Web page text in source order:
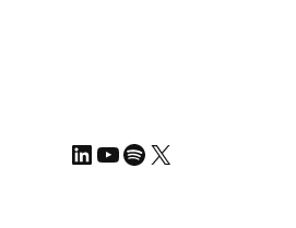
LinkedIn
YouTube
Spotify
X